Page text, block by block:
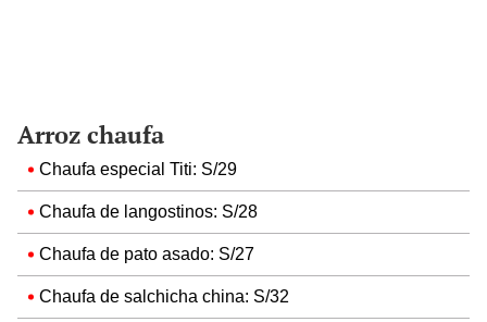
Arroz chaufa
Chaufa especial Titi: S/29
Chaufa de langostinos: S/28
Chaufa de pato asado: S/27
Chaufa de salchicha china: S/32